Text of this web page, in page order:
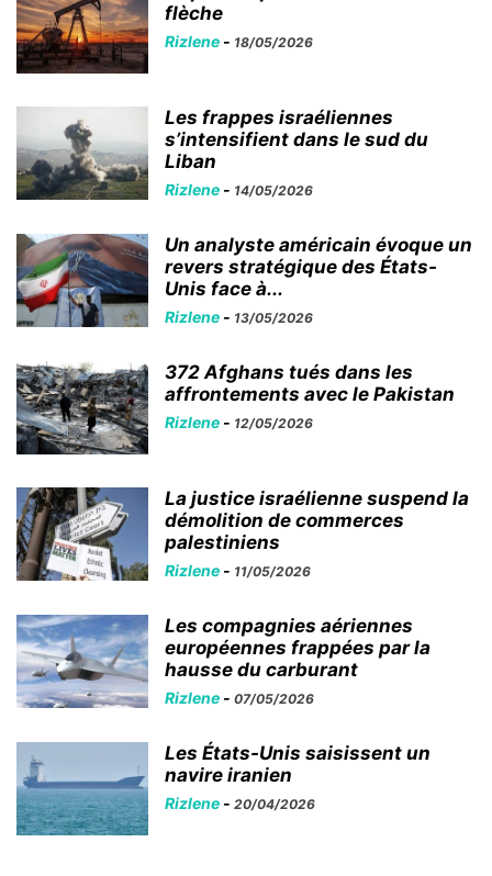
flèche
Rizlene - 18/05/2026
Les frappes israéliennes
s’intensifient dans le sud du
Liban
Rizlene - 14/05/2026
Un analyste américain évoque un
revers stratégique des États-
Unis face à...
Rizlene - 13/05/2026
372 Afghans tués dans les
affrontements avec le Pakistan
Rizlene - 12/05/2026
La justice israélienne suspend la
démolition de commerces
palestiniens
Rizlene - 11/05/2026
Les compagnies aériennes
européennes frappées par la
hausse du carburant
Rizlene - 07/05/2026
Les États-Unis saisissent un
navire iranien
Rizlene - 20/04/2026